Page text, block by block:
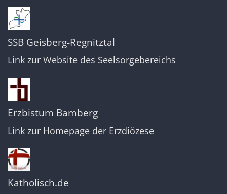
SSB Geisberg-Regnitztal
Link zur Website des Seelsorgebereichs
Erzbistum Bamberg
Link zur Homepage der Erzdiözese
Katholisch.de